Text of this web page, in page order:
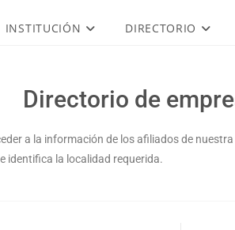
INSTITUCIÓN DIRECTORIO
Directorio de
a la información de los afiliados de
identifica la localidad requerida.